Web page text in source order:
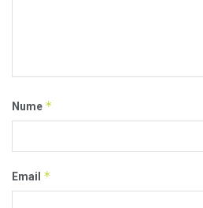
Nume *
Email *